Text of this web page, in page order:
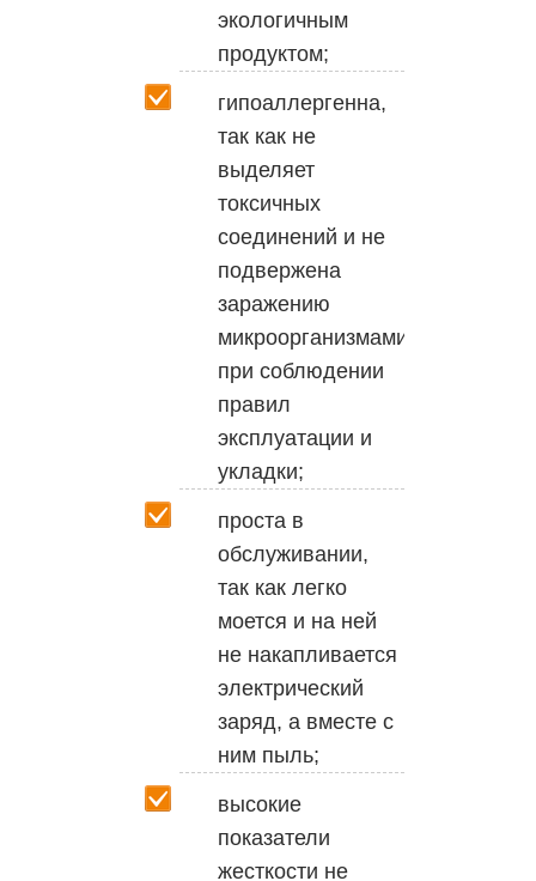
экологичным
продуктом;
гипоаллергенна,
так как не
выделяет
токсичных
соединений и не
подвержена
заражению
микроорганизмами
при соблюдении
правил
эксплуатации и
укладки;
проста в
обслуживании,
так как легко
моется и на ней
не накапливается
электрический
заряд, а вместе с
ним пыль;
высокие
показатели
жесткости не